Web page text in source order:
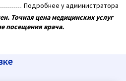
Подробнее у администратора
Точная цена медицинских услуг
посещения врача.